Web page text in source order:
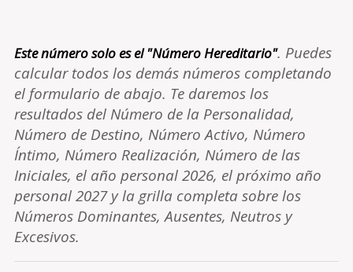
Este número solo es el "Número Hereditario". Puedes
calcular todos los demás números completando
el formulario de abajo. Te daremos los
resultados del Número de la Personalidad,
Número de Destino, Número Activo, Número
Íntimo, Número Realización, Número de las
Iniciales, el año personal 2026, el próximo año
personal 2027 y la grilla completa sobre los
Números Dominantes, Ausentes, Neutros y
Excesivos.